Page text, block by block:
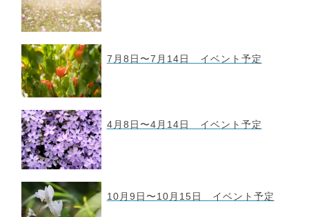
7月8日〜7月14日 イベント予定
4月8日〜4月14日 イベント予定
10月9日〜10月15日 イベント予定